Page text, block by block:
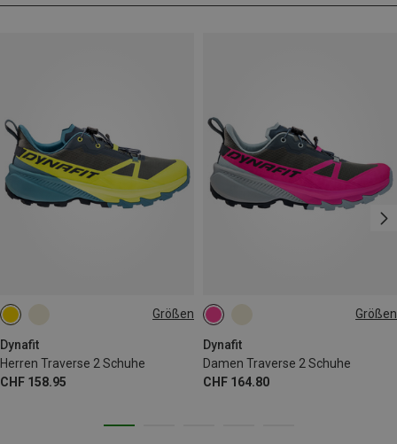
Größen
Dynafit
Herren Traverse 2 Schuhe
CHF 158.95
Größen
Dynafit
Damen Traverse 2 Schuhe
CHF 164.80